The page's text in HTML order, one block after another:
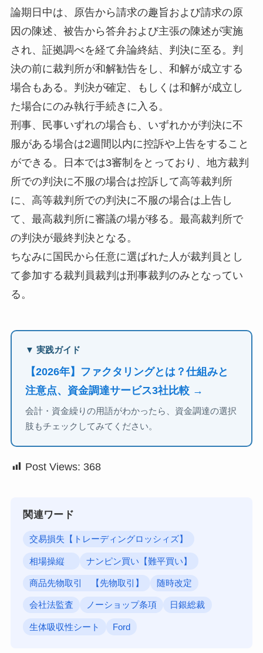
論期日中は、原告から請求の趣旨および請求の原
因の陳述、被告から答弁および主張の陳述が実施
され、証拠調べを経て弁論終結、判決に至る。判
決の前に裁判所が和解勧告をし、和解が成立する
場合もある。判決が確定、もしくは和解が成立し
た場合にのみ執行手続きに入る。
刑事、民事いずれの場合も、いずれかが判決に不
服がある場合は2週間以内に控訴や上告をすること
ができる。日本では3審制をとっており、地方裁判
所での判決に不服の場合は控訴して高等裁判所
に、高等裁判所での判決に不服の場合は上告し
て、最高裁判所に審議の場が移る。最高裁判所で
の判決が最終判決となる。
ちなみに国民から任意に選ばれた人が裁判員とし
て参加する裁判員裁判は刑事裁判のみとなってい
る。
▼ 実践ガイド
【2026年】ファクタリングとは？仕組みと
注意点、資金調達サービス3社比較 →
会計・資金繰りの用語がわかったら、資金調達の選択
肢もチェックしてみてください。
Post Views: 368
関連ワード
交易損失【トレーディングロッシィズ】
相場操縦 ナンピン買い【難平買い】
商品先物取引 【先物取引】 随時改定
会社法監査 ノーショップ条項 日銀総裁
生体吸収性シート Ford